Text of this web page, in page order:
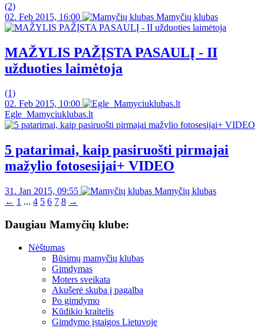
(2)
02. Feb 2015, 16:00
Mamyčių klubas
MAŽYLIS PAŽĮSTA PASAULĮ - II
užduoties laimėtoja
(1)
02. Feb 2015, 10:00
Egle_Mamyciuklubas.lt
5 patarimai, kaip pasiruošti pirmajai
mažylio fotosesijai+ VIDEO
31. Jan 2015, 09:55
Mamyčių klubas
← 1 ... 4 5 6 7 8 →
Daugiau Mamyčių klube:
Nėštumas
Būsimų mamyčių klubas
Gimdymas
Moters sveikata
Akušerė skuba į pagalbą
Po gimdymo
Kūdikio kraitelis
Gimdymo įstaigos Lietuvoje